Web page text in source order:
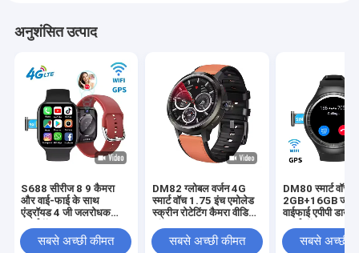
अनुशंसित उत्पाद
S688 सीरीज 8 9 कैमरा
और वाई-फाई के साथ
एंड्रॉयड 4 जी जलरोधक
सबसे अच्छी कीमत
DM82 ग्लोबल वर्जन 4G
स्मार्ट वॉच 1.75 इंच एमोलेड
स्क्रीन रोटेटिंग कैमरा वीडियो
सबसे अच्छी कीमत
DM80 स्मार्ट वॉच
2GB+16GB
वाईफाई एपीपी
सबसे अच्छी